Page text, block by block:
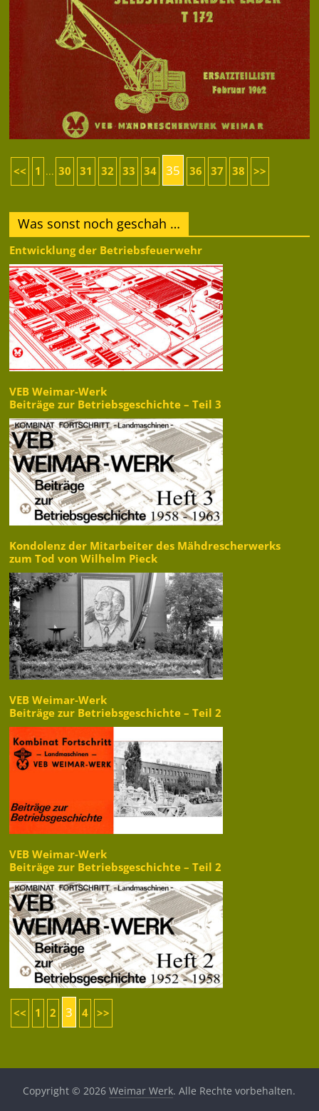
<< 1 ... 30 31 32 33 34 35 36 37 38 >>
Was sonst noch geschah …
Entwicklung der Betriebsfeuerwehr
VEB Weimar-Werk
Beiträge zur Betriebsgeschichte – Teil 3
Kondolenz der Mitarbeiter des Mähdrescherwerks
zum Tod von Wilhelm Pieck
VEB Weimar-Werk
Beiträge zur Betriebsgeschichte – Teil 2
VEB Weimar-Werk
Beiträge zur Betriebsgeschichte – Teil 2
<< 1 2 3 4 >>
Copyright © 2026Weimar Werk. Alle Rechte vorbehalten.